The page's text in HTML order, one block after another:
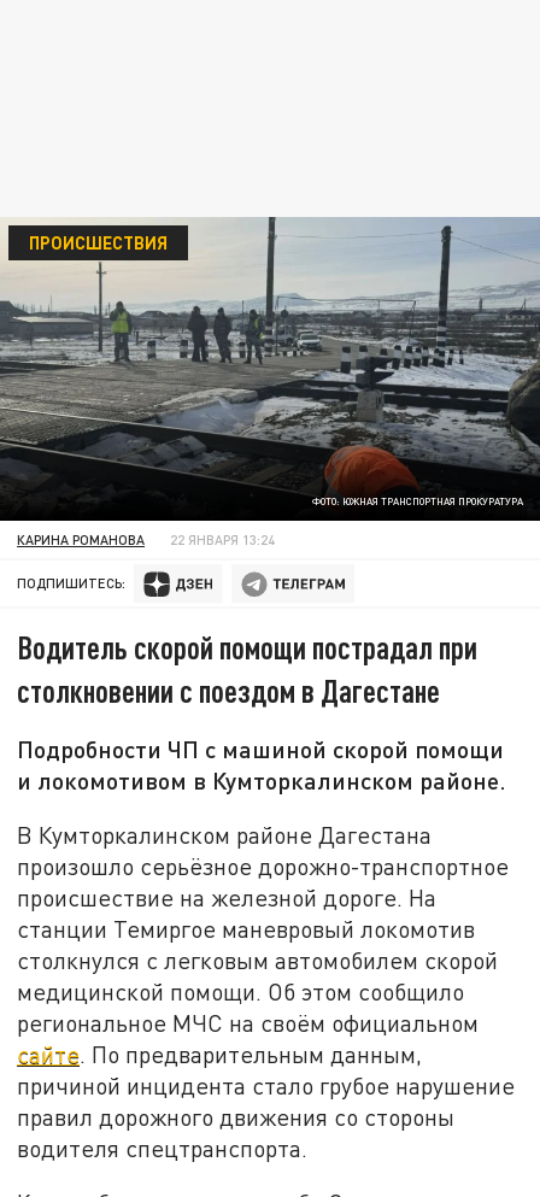
ФОТО: ЮЖНАЯ ТРАНСПОРТНАЯ ПРОКУРАТУРА
ПРОИСШЕСТВИЯ
КАРИНА РОМАНОВА 22 ЯНВАРЯ 13:24
ПОДПИШИТЕСЬ:
Водитель скорой помощи пострадал при
столкновении с поездом в Дагестане
Подробности ЧП с машиной скорой помощи
и локомотивом в Кумторкалинском районе.
В Кумторкалинском районе Дагестана
произошло серьёзное дорожно-транспортное
происшествие на железной дороге. На
станции Темиргое маневровый локомотив
столкнулся с легковым автомобилем скорой
медицинской помощи. Об этом сообщило
региональное МЧС на своём официальном
сайте. По предварительным данным,
причиной инцидента стало грубое нарушение
правил дорожного движения со стороны
водителя спецтранспорта.